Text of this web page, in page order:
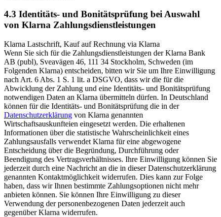
4.3 Identitäts- und Bonitätsprüfung bei Auswahl
von Klarna Zahlungsdienstleistungen
Klarna Lastschrift, Kauf auf Rechnung via Klarna
Wenn Sie sich für die Zahlungsdienstleistungen der Klarna Bank
AB (publ), Sveavägen 46, 111 34 Stockholm, Schweden (im
Folgenden Klarna) entscheiden, bitten wir Sie um Ihre Einwilligung
nach Art. 6 Abs. 1 S. 1 lit. a DSGVO, dass wir die für die
Abwicklung der Zahlung und eine Identitäts- und Bonitätsprüfung
notwendigen Daten an Klarna übermitteln dürfen. In Deutschland
können für die Identitäts- und Bonitätsprüfung die in der
Datenschutzerklärung von Klarna genannten
Wirtschaftsauskunfteien eingesetzt werden. Die erhaltenen
Informationen über die statistische Wahrscheinlichkeit eines
Zahlungsausfalls verwendet Klarna für eine abgewogene
Entscheidung über die Begründung, Durchführung oder
Beendigung des Vertragsverhältnisses. Ihre Einwilligung können Sie
jederzeit durch eine Nachricht an die in dieser Datenschutzerklärung
genannten Kontaktmöglichkeit widerrufen. Dies kann zur Folge
haben, dass wir Ihnen bestimmte Zahlungsoptionen nicht mehr
anbieten können. Sie können Ihre Einwilligung zu dieser
Verwendung der personenbezogenen Daten jederzeit auch
gegenüber Klarna widerrufen.